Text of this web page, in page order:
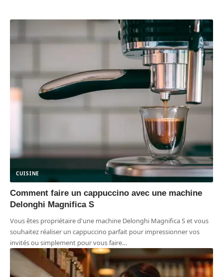
CUISINE
Comment faire un cappuccino avec une machine
Delonghi Magnifica S
Vous êtes propriétaire d'une machine Delonghi Magnifica S et vous
souhaitez réaliser un cappuccino parfait pour impressionner vos
invités ou simplement pour vous faire…